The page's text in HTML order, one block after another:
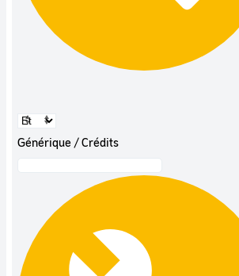
Générique / Crédits